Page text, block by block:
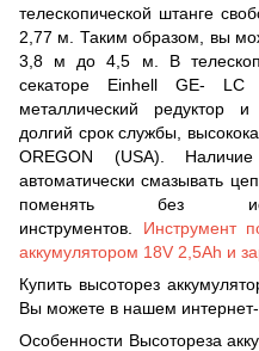
телескопической штанге
2,77 м. Таким образом, вы
3,8 м до 4,5 м. В
секаторе Einhell GE-
металлический редуктор
долгий срок службы,
OREGON (USA).
автоматически смазывать
поменять без
инструментов. Инструмент
аккумулятором 18V 2,5Ah и
Купить высоторез
Вы можете в нашем
Особенности Высотореза